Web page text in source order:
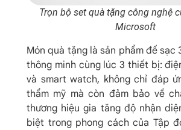
Trọn bộ set quà tặng công nghệ
Microsoft
Món quà tặng là sản phẩm đế sạc
thông minh cùng lúc 3 thiết bị:
và smart watch, không chỉ đáp
thẩm mỹ mà còn đảm bảo về
thương hiệu gia tăng độ nhận
biệt trong phong cách của Tập